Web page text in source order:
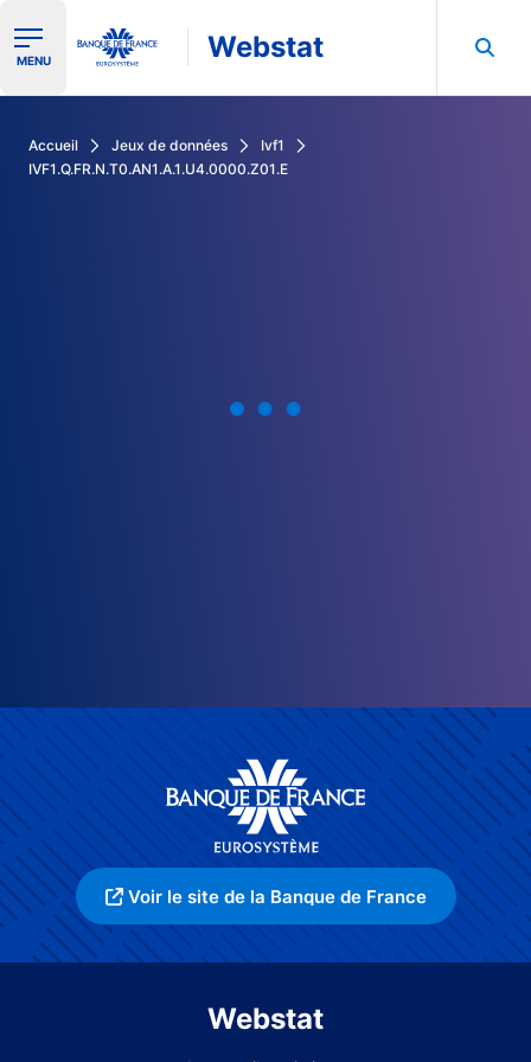
Ouvrir le menu de navigation
MENU Webstat
Accueil Jeux de données
Ivf1
IVF1.Q.FR.N.T0.AN1.A.1.U4.0000.Z01.E
Voir le site de la Banque de France
Webstat